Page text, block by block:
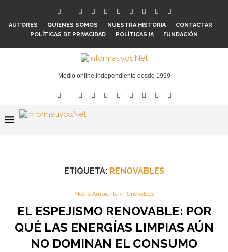
AUTORES QUIENES SOMOS NUESTRA HISTORIA
CONTACTAR
POLÍTICAS DE PRIVACIDAD
POLÍTICAS IA FUNDACIÓN
Medio online independiente desde 1999
ETIQUETA: RENOVABLES
Medio Ambiente y Renovables
EL ESPEJISMO RENOVABLE: POR
QUÉ LAS ENERGÍAS LIMPIAS AÚN
NO DOMINAN EL CONSUMO